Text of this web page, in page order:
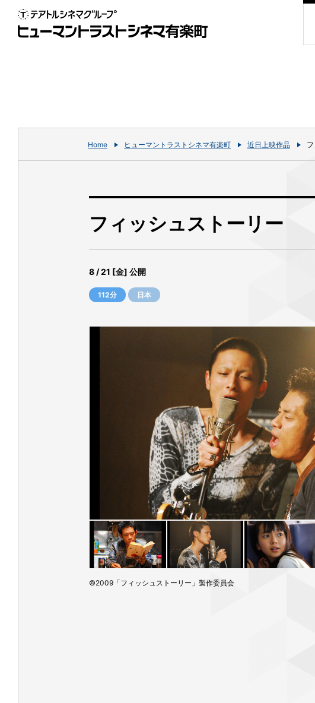
Home ヒューマントラストシネマ有楽町 近日上映作品
フィッシュストーリー
8 / 21 [金] 公開
112分 日本
©2009「フィッシュストーリー」製作委員会